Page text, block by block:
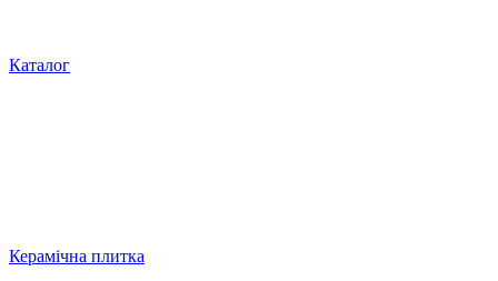
Каталог
Керамічна плитка